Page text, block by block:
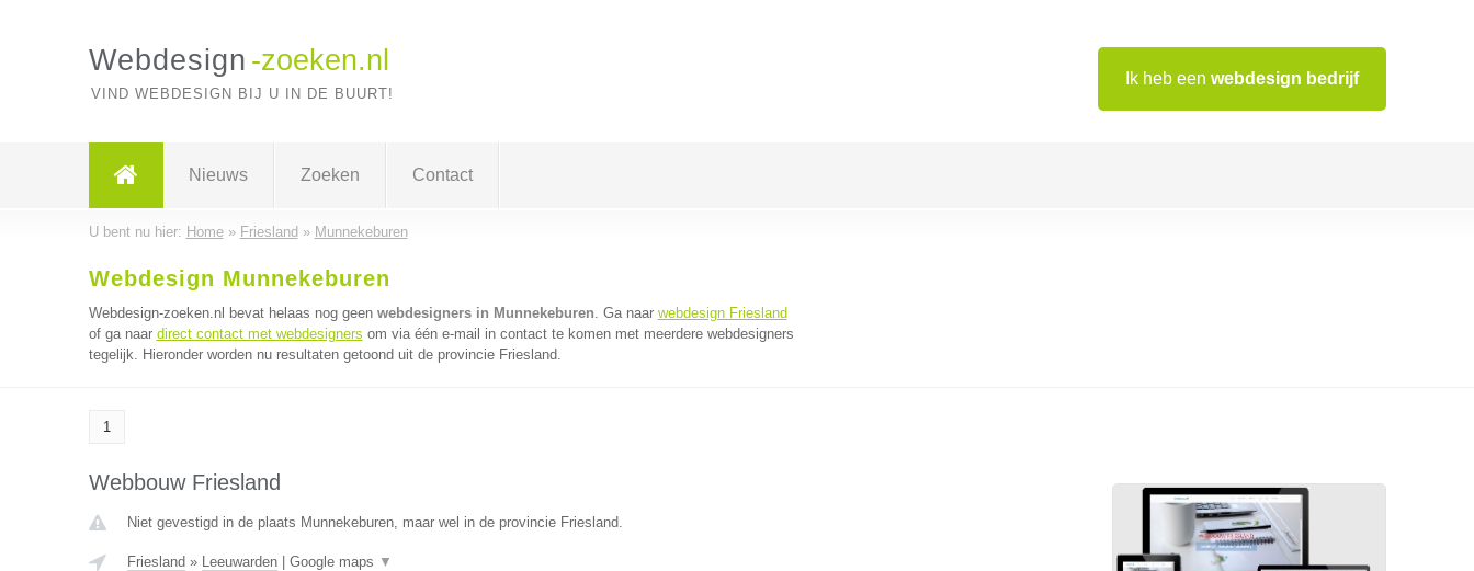
Ik heb een webdesign bedrijf
Webdesign -zoeken.nl
VIND WEBDESIGN BIJ U IN DE BUURT!
Nieuws Zoeken Contact
U bent nu hier: Home» Friesland » Munnekeburen
Webdesign Munnekeburen
Webdesign-zoeken.nl bevat helaas nog geen webdesigners in Munnekeburen. Ga naar webdesign Friesland
of ga naar direct contact met webdesigners om via één e-mail in contact te komen met meerdere webdesigners
tegelijk. Hieronder worden nu resultaten getoond uit de provincie Friesland.
1
Webbouw Friesland
Niet gevestigd in de plaats Munnekeburen, maar wel in de provincie Friesland.
Friesland » Leeuwarden| Google maps ▼